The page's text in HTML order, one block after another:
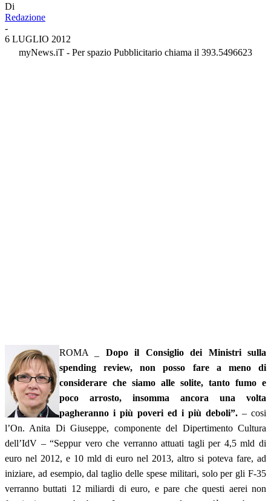
Di
Redazione
-
6 LUGLIO 2012
myNews.iT - Per spazio Pubblicitario chiama il 393.5496623
ROMA _ Dopo il Consiglio dei Ministri sulla
spending review, non posso fare a meno di
considerare che siamo alle solite, tanto fumo e
poco arrosto, insomma ancora una volta
pagheranno i più poveri ed i più deboli”. – cosi
l’On. Anita Di Giuseppe, componente del Dipertimento Cultura
dell’IdV – “Seppur vero che verranno attuati tagli per 4,5 mld di
euro nel 2012, e 10 mld di euro nel 2013, altro si poteva fare, ad
iniziare, ad esempio, dal taglio delle spese militari, solo per gli F-35
verranno buttati 12 miliardi di euro, e pare che questi aerei non